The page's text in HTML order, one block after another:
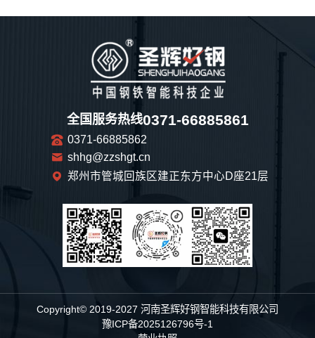
全国服务热线0371-66885861
0371-66885862
shhg@zzshgt.cn
郑州市管城回族区建正东方中心D座21层
Copyright© 2019-2027 河南圣辉好钢智能科技有限公司
豫ICP备2025126796号-1